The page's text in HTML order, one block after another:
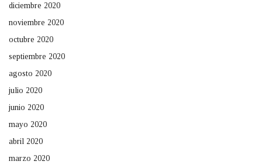
diciembre 2020
noviembre 2020
octubre 2020
septiembre 2020
agosto 2020
julio 2020
junio 2020
mayo 2020
abril 2020
marzo 2020